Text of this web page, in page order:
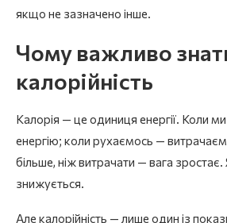
якщо не зазначено інше.
Чому важливо
калорійність
Калорія — це одиниця енергії. Коли
енергію; коли рухаємось —
більше, ніж витрачати — вага
знижується.
Але калорійність — лише один із